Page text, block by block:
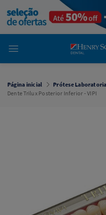
Dental
Cremer -
Henry Schein
Laboratório
Laboratório
Cremer -
Henry Schein
Software
Odontológico
Página inicial Prótese
Dente Trilux Posterior Inferior - VIPI